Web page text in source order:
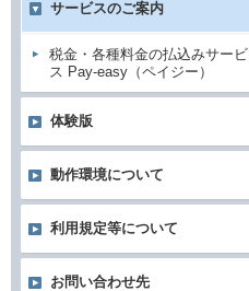
サービスのご案内
税金・各種料金の払込みサービ
ス Pay-easy（ペイジー）
体験版
動作環境について
利用規定等について
お問い合わせ先